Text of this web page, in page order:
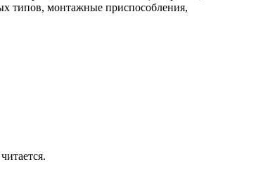
типов, монтажные приспособления,